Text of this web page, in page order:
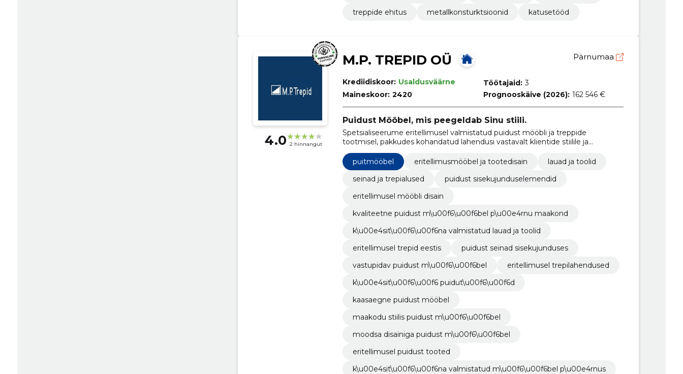
treppide ehitus
metallkonsturktsioonid katusetööd
4.0 2 hinnangut
M.P. TREPID OÜ Pärnumaa
Krediidiskoor: Usaldusväärne
Maineskoor: 2420
Töötajaid: 3
Prognooskäive (2026): 162 546 €
Puidust Mööbel, mis peegeldab Sinu stiili.
Spetsialiseerume eritellimusel valmistatud puidust mööbli ja treppide
tootmisel, pakkudes kohandatud lahendusi vastavalt klientide stiilile ja
puitmööbel
eritellimusmööbel ja tootedisain
lauad ja toolid
seinad ja trepialused
puidust sisekujunduselemendid
eritellimusel mööbli disain
kvaliteetne puidust m\u00f6\u00f6bel p\u00e4rnu maakond
k\u00e4sit\u00f6\u00f6na valmistatud lauad ja toolid
eritellimusel trepid eestis
puidust seinad sisekujunduses
vastupidav puidust m\u00f6\u00f6bel
eritellimusel trepilahendused
k\u00e4sit\u00f6\u00f6 puidut\u00f6\u00f6d
kaasaegne puidust mööbel
maakodu stiilis puidust m\u00f6\u00f6bel
moodsa disainiga puidust m\u00f6\u00f6bel
eritellimusel puidust tooted
k\u00e4sit\u00f6\u00f6na valmistatud m\u00f6\u00f6bel p\u00e4rnus